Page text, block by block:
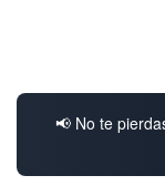
📢 No te